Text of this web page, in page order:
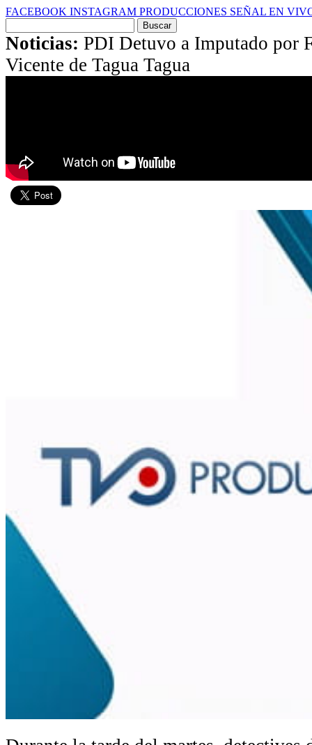
FACEBOOK INSTAGRAM PRODUCCIONES SEÑAL EN
por:
Noticias: PDI Detuvo a Imputado por
Vicente de Tagua Tagua